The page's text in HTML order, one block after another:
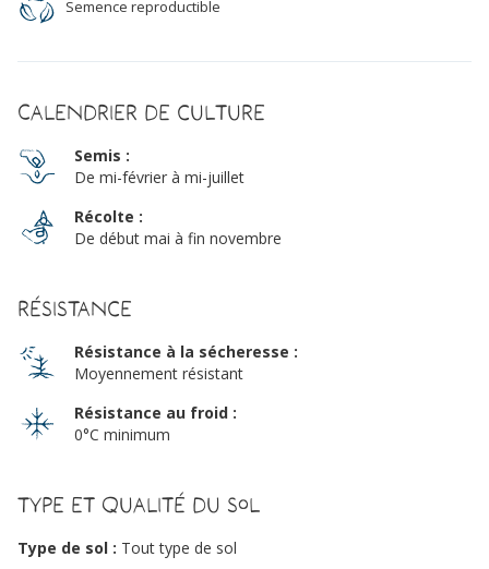
Semence reproductible
Calendrier de culture
Semis :
De mi-février à mi-juillet
Récolte :
De début mai à fin novembre
Résistance
Résistance à la sécheresse :
Moyennement résistant
Résistance au froid :
0°C minimum
Type et qualité du sol
Type de sol : Tout type de sol